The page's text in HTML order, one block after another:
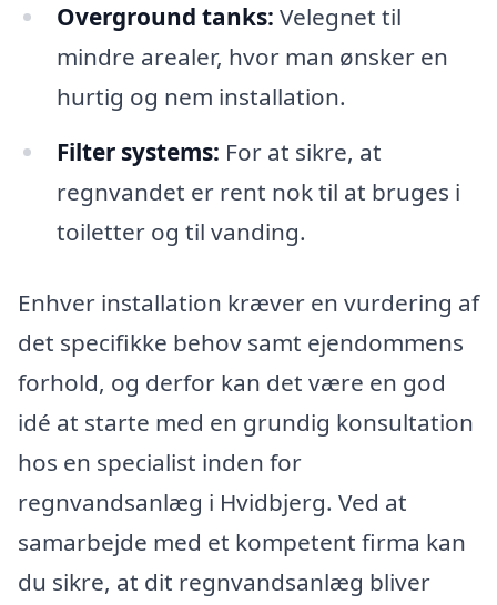
Overground tanks: Velegnet til
mindre arealer, hvor man ønsker en
hurtig og nem installation.
Filter systems: For at sikre, at
regnvandet er rent nok til at bruges i
toiletter og til vanding.
Enhver installation kræver en vurdering af
det specifikke behov samt ejendommens
forhold, og derfor kan det være en god
idé at starte med en grundig konsultation
hos en specialist inden for
regnvandsanlæg i Hvidbjerg. Ved at
samarbejde med et kompetent firma kan
du sikre, at dit regnvandsanlæg bliver